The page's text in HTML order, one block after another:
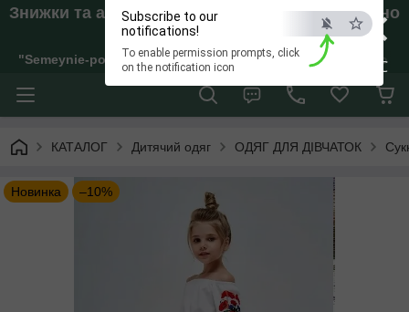
×
ESC
Subscribe to our
notifications!
To enable permission prompts, click
on the notification icon
Знижки та акції. Відправки тільки якщо внесено
Аванс!
"Semeynie-pokupki" Інтернет-магазин жіночого, дитячого та
КАТАЛОГ Дитячий одяг ОДЯГ ДЛЯ ДІВЧАТОК
Новинка –10%